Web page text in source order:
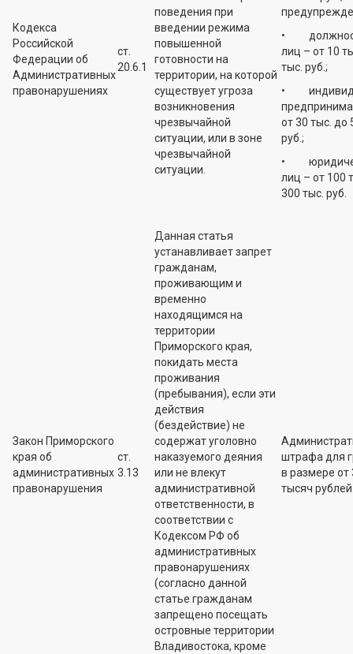
Кодекса
Российской
Федерации об
Административных
правонарушениях
ст.
20.6.1
поведения при
введении режима
повышенной
готовности на
территории, на которой
существует угроза
возникновения
чрезвычайной
ситуации, или в зоне
чрезвычайной
ситуации.
•
лиц – от 10
тыс. руб.;
•
от 30 тыс. до
руб.;
•
лиц – от 100
300 тыс. руб.
Закон Приморского
края об
административных
правонарушения
ст.
3.13
Данная статья
устанавливает запрет
гражданам,
проживающим и
временно
находящимся на
территории
Приморского края,
покидать места
проживания
(пребывания), если эти
действия
(бездействие) не
содержат уголовно
наказуемого деяния
или не влекут
административной
ответственности, в
соответствии с
Кодексом РФ об
административных
правонарушениях
(согласно данной
статье гражданам
запрещено посещать
островные территории
Владивостока, кроме
штрафа для
в размере от
тысяч